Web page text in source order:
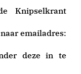
Knipselkrant
emailadres:
deze in te